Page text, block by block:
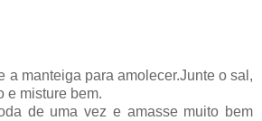
a manteiga para amolecer.Junte o sal,
e misture bem.
de uma vez e amasse muito bem